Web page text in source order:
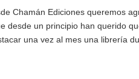
Chamán Ediciones queremos
desde un principio han querido
una vez al mes una librería